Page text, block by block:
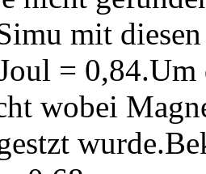
mit
=
wobei